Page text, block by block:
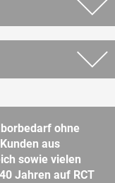
ohne
aus
sowie vielen
Jahren auf RCT